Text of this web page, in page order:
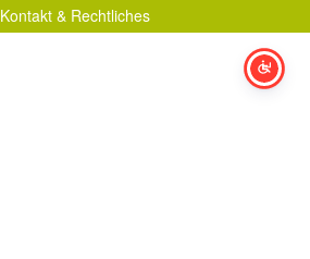
Kontakt & Rechtliches